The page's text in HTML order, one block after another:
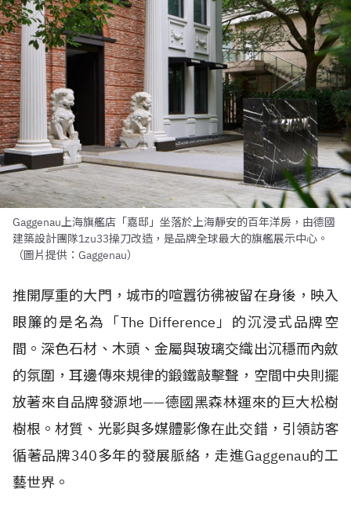
Gaggenau上海旗艦店「嘉邸」坐落於上海靜安的百年洋房，由德國
建築設計團隊1zu33操刀改造，是品牌全球最大的旗艦展示中心。
（圖片提供：Gaggenau）
推開厚重的大門，城市的喧囂彷彿被留在身後，映入
眼簾的是名為「The Difference」的沉浸式品牌空
間。深色石材、木頭、金屬與玻璃交織出沉穩而內斂
的氛圍，耳邊傳來規律的鍛鐵敲擊聲，空間中央則擺
放著來自品牌發源地——德國黑森林運來的巨大松樹
樹根。材質、光影與多媒體影像在此交錯，引領訪客
循著品牌340多年的發展脈絡，走進Gaggenau的工
藝世界。